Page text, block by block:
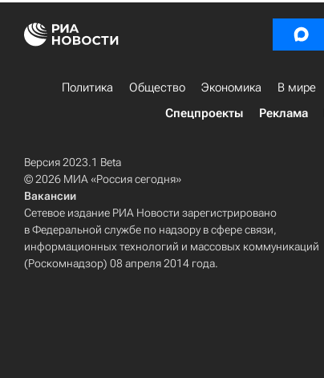
Политика Общество Экономика В мире
Спецпроекты
Реклама
Версия 2023.1 Beta
© 2026 МИА «Россия сегодня»
Вакансии
Сетевое издание РИА Новости зарегистрировано
в Федеральной службе по надзору в сфере связи,
информационных технологий и массовых коммуникаций
(Роскомнадзор) 08 апреля 2014 года.